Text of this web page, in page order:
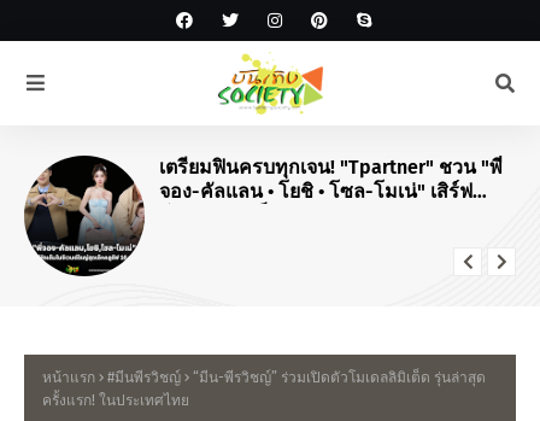
เตรียมฟินครบทุกเจน! "Tpartner" ชวน "พี่
จอง-คัลแลน • โยชิ • โซล-โมเน่" เสิร์ฟ
หน้าแรก #มีนพีรวิชญ์
“มีน-พีรวิชญ์” ร่วมเปิดตัวโมเดลลิมิเต็ด รุ่นล่าสุด
ครั้งแรก! ในประเทศไทย